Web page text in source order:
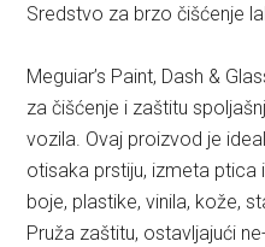
Sredstvo za brzo čišćenje
Meguiar’s Paint, Dash &
za čišćenje i zaštitu
vozila. Ovaj proizvod je
otisaka prstiju, izmeta ptica
boje, plastike, vinila, kože,
Pruža zaštitu, ostavljajući